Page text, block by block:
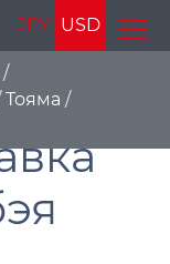
JPY USD
/
Тояма /